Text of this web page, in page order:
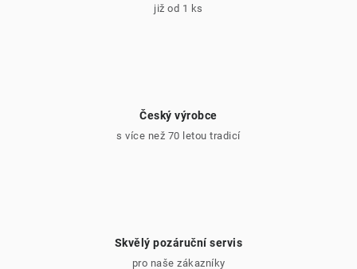
již od 1 ks
Český výrobce
s více než 70 letou tradicí
Skvělý pozáruční servis
pro naše zákazníky